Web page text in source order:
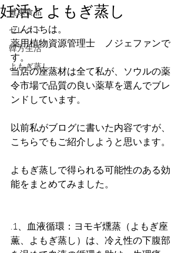
健康食品
セレクト
韓方生活
よもぎ蒸し
妊活とよもぎ蒸し
こんにちは。
薬用植物資源管理士　ノジェファンで
す。
当店の座蒸材は全て私が、ソウルの薬
令市場で品質の良い薬草を選んでブレ
ンドしています。
以前私がブログに書いた内容ですが、
こちらでもご紹介しようと思います。
よもぎ蒸しで得られる可能性のある効
能をまとめてみました。
.1、血液循環：ヨモギ燻蒸（よもぎ座
薫、よもぎ蒸し）は、冷え性の下腹部